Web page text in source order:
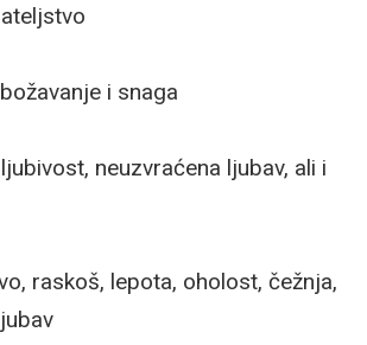
i snaga
neuzvraćena ljubav, ali i
raskoš, lepota, oholost, čežnja,